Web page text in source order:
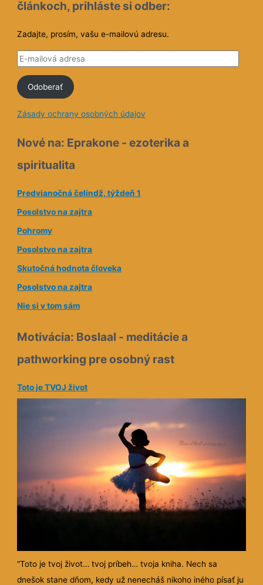
článkoch, prihláste si odber:
Zadajte, prosím, vašu e-mailovú adresu.
E
m
i
l
v
a
d
r
e
s
Odoberať
Zásady ochrany osobných údajov
Nové na: Eprakone - ezoterika a
spiritualita
Predvianočná čelindž, týždeň 1
Posolstvo na zajtra
Pohromy
Posolstvo na zajtra
Skutočná hodnota človeka
Posolstvo na zajtra
Nie si v tom sám
Motivácia: Boslaal - meditácie a
pathworking pre osobný rast
Toto je TVOJ život
“Toto je tvoj život… tvoj príbeh… tvoja kniha. Nech sa
dnešok stane dňom, kedy už nenecháš nikoho iného písať ju